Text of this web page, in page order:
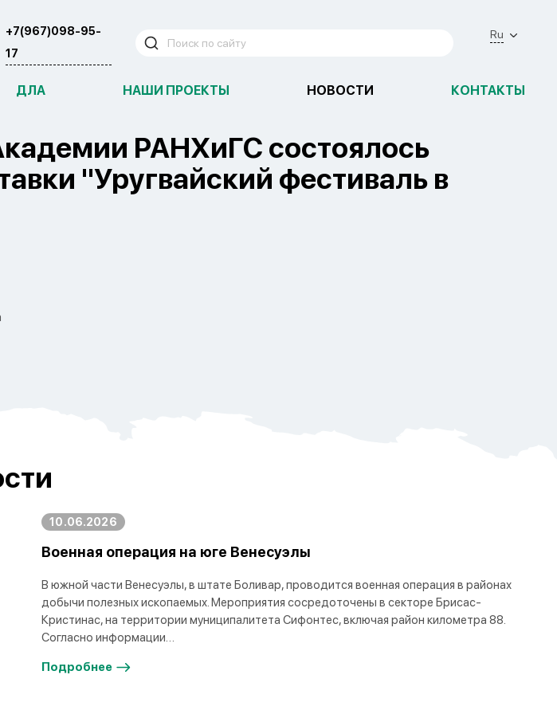
Ru
+7(967)098-95-
17
ДЛА НАШИ ПРОЕКТЫ НОВОСТИ КОНТАКТЫ
РАНХиГС состоялось
"Уругвайский фестиваль в
10.06.2026
Военная операция на юге Венесуэлы
В южной части Венесуэлы, в штате Боливар, проводится военная операция в районах
добычи полезных ископаемых. Мероприятия сосредоточены в секторе Брисас-
Кристинас, на территории муниципалитета Сифонтес, включая район километра 88.
Согласно информации…
Подробнее